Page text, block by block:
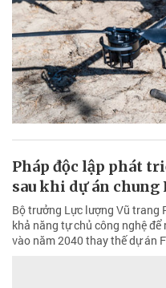
Pháp độc lập phát
sau khi dự án chung
Bộ trưởng Lực lượng Vũ trang
khả năng tự chủ công nghệ
vào năm 2040 thay thế dự án